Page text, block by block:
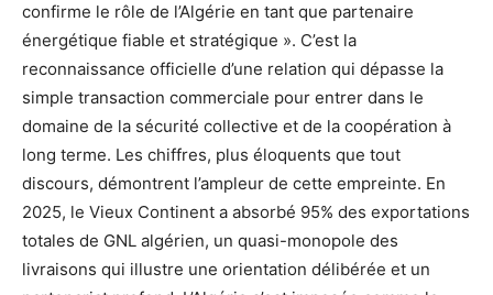
confirme le rôle de l’Algérie en tant que partenaire
énergétique fiable et stratégique ». C’est la
reconnaissance officielle d’une relation qui dépasse la
simple transaction commerciale pour entrer dans le
domaine de la sécurité collective et de la coopération à
long terme. Les chiffres, plus éloquents que tout
discours, démontrent l’ampleur de cette empreinte. En
2025, le Vieux Continent a absorbé 95% des exportations
totales de GNL algérien, un quasi-monopole des
livraisons qui illustre une orientation délibérée et un